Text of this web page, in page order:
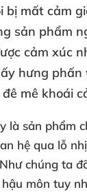
bị mất cảm
sản phẩm
cảm xúc
hưng phấn
mê khoái
là sản phẩm
hệ qua lỗ
chúng ta
môn tuy